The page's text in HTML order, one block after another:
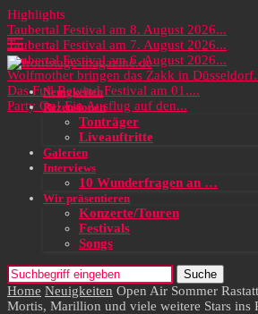
Highlights
Taubertal Festival am 8. August 2026...
Taubertal Festival am 7. August 2026...
Taubertal Festival am 6. August 2026...
Wolfmother bringen das Zakk in
Das Full Rewind Festival am 01....
Party On! Ein Ausflug auf den...
Neuigkeiten
Rezensionen
Tonträger
Liveauftritte
Galerien
Interviews
10 Wunderfragen an …
Wir präsentieren
Konzerte/Touren
Festivals
Songs
Suche
Home Neuigkeiten Open Air Sommer
Mortis, Marillion und viele weitere Stars ins